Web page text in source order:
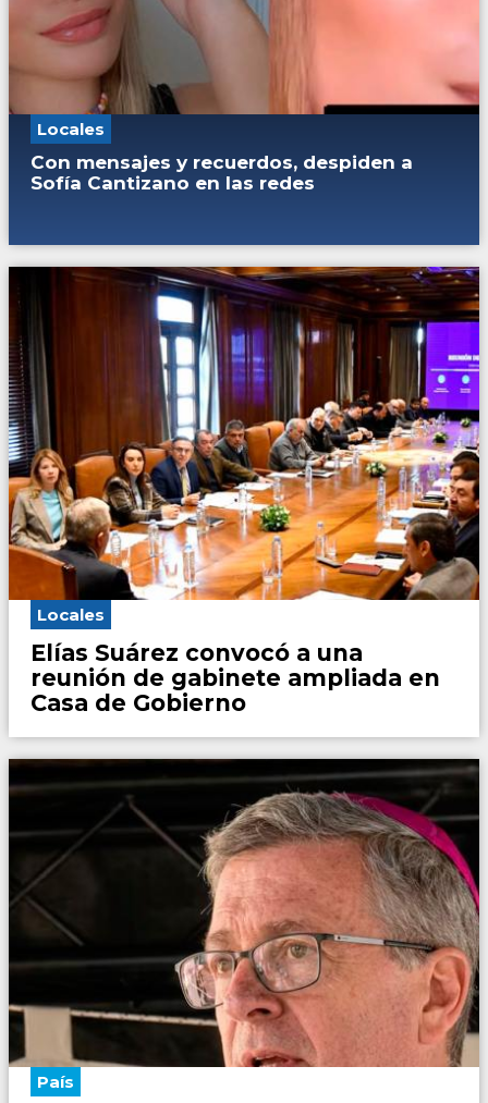
Locales
Con mensajes y recuerdos, despiden a
Sofía Cantizano en las redes
Locales
Elías Suárez convocó a una
reunión de gabinete ampliada en
Casa de Gobierno
País